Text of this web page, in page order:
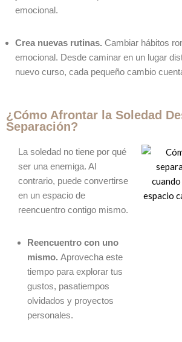
emocional.
Crea nuevas rutinas. Cambiar hábitos
emocional. Desde caminar en un lugar
nuevo curso, cada pequeño cambio
¿Cómo Afrontar la Soledad
Separación?
La soledad no tiene por qué
ser una enemiga. Al
contrario, puede convertirse
en un espacio de
reencuentro contigo mismo.
Reencuentro con uno
mismo. Aprovecha este
tiempo para explorar tus
gustos, pasatiempos
olvidados y proyectos
personales.